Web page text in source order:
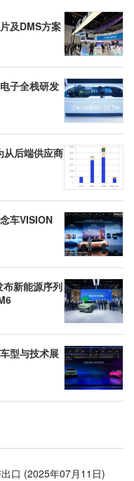
及DMS方案
子全栈研发
后端供应商
车VISION
布新能源序列
型与技术展
口 (2025年07月11日)